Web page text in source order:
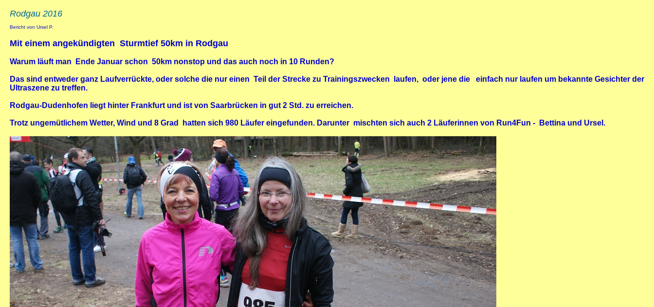
Rodgau 2016
Bericht von Ursel P.
Mit einem angekündigten Sturmtief 50km in Rodgau
Warum läuft man Ende Januar schon 50km nonstop und das auch noch in 10 Runden?
Das sind entweder ganz Laufverrückte, oder solche die nur einen Teil der Strecke zu Trainingszwecken laufen, oder jene die einfach nur laufen um bekannte Gesichter der
Ultraszene zu treffen.
Rodgau-Dudenhofen liegt hinter Frankfurt und ist von Saarbrücken in gut 2 Std. zu erreichen.
Trotz ungemütlichem Wetter, Wind und 8 Grad hatten sich 980 Läufer eingefunden. Darunter mischten sich auch 2 Läuferinnen von Run4Fun - Bettina und Ursel.